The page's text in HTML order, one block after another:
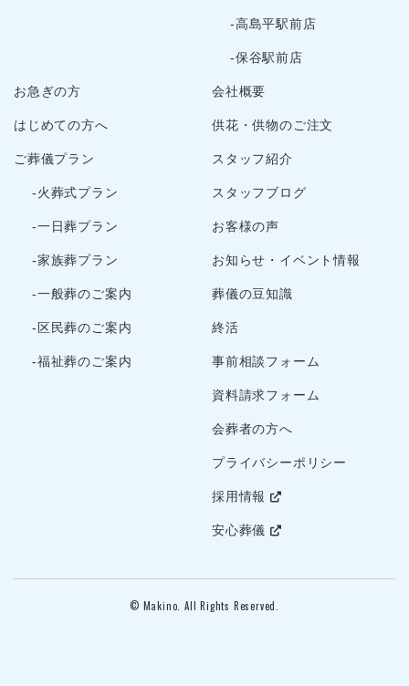
お急ぎの方
はじめての方へ
ご葬儀プラン
-火葬式プラン
-一日葬プラン
-家族葬プラン
-一般葬のご案内
-区民葬のご案内
-福祉葬のご案内
-高島平駅前店
-保谷駅前店
会社概要
供花・供物のご注文
スタッフ紹介
スタッフブログ
お客様の声
お知らせ・イベント情報
葬儀の豆知識
終活
事前相談フォーム
資料請求フォーム
会葬者の方へ
プライバシーポリシー
採用情報
安心葬儀
© Makino. All Rights Reserved.